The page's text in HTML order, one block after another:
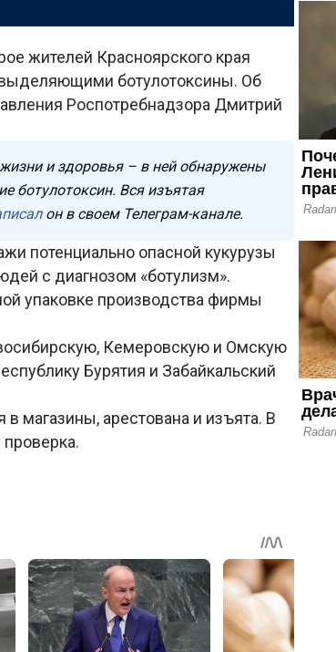
жителей Красноярского края
ботулотоксины. Об
Роспотребнадзора Дмитрий
и здоровья – в ней обнаружены
ботулотоксин. Вся изъятая
он в своем Телеграм-канале.
потенциально опасной кукурузы
с диагнозом «ботулизм».
упаковке производства фирмы
Кемеровскую и Омскую
Бурятия и Забайкальский
магазины, арестована и изъята. В